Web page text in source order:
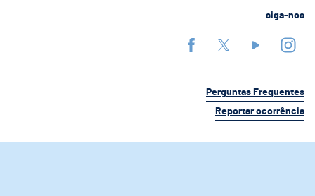
siga-nos
Perguntas Frequentes
Reportar ocorrência